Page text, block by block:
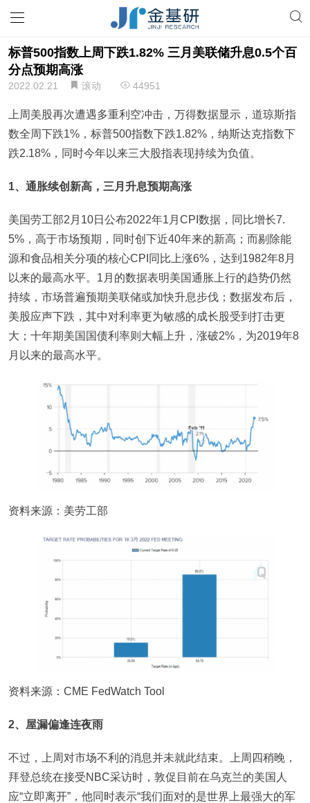
标普500指数上周下跌1.82% 三月美联储升息0.5个百
分点预期高涨
2022.02.21 滚动 44951
上周美股再次遭遇多重利空冲击，万得数据显示，道琼斯指
数全周下跌1%，标普500指数下跌1.82%，纳斯达克指数下
跌2.18%，同时今年以来三大股指表现持续为负值。
1、通胀续创新高，三月升息预期高涨
美国劳工部2月10日公布2022年1月CPI数据，同比增长7.
5%，高于市场预期，同时创下近40年来的新高；而剔除能
源和食品相关分项的核心CPI同比上涨6%，达到1982年8月
以来的最高水平。1月的数据表明美国通胀上行的趋势仍然
持续，市场普遍预期美联储或加快升息步伐；数据发布后，
美股应声下跌，其中对利率更为敏感的成长股受到打击更
大；十年期美国国债利率则大幅上升，涨破2%，为2019年8
月以来的最高水平。
资料来源：美劳工部
资料来源：CME FedWatch Tool
2、屋漏偏逢连夜雨
不过，上周对市场不利的消息并未就此结束。上周四稍晚，
拜登总统在接受NBC采访时，敦促目前在乌克兰的美国人
应“立即离开”，他同时表示“我们面对的是世界上最强大的军